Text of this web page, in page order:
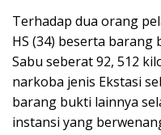
Terhadap dua orang
HS (34) beserta
Sabu seberat 92, 512
narkoba jenis Ekstasi
barang bukti lainnya
instansi yang